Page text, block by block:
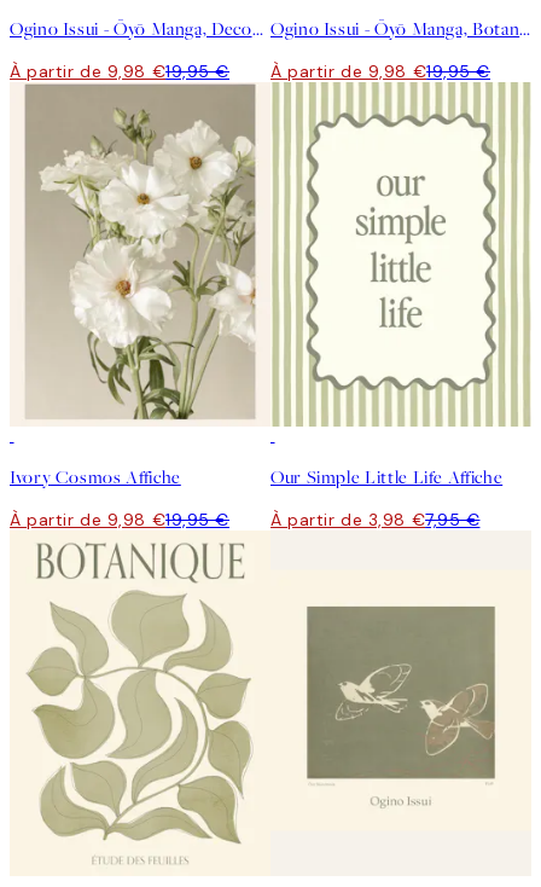
Ogino Issui - Ōyō Manga, Decorative Study Affiche
À partir de 9,98 €19,95 €
Ogino Issui - Ōyō Manga, Botanical Study Affiche
À partir de 9,98 €19,95 €
Ivory Cosmos Affiche
À partir de 9,98 €19,95 €
Our Simple Little Life Affiche
À partir de 3,98 €7,95 €